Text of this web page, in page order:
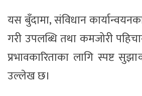
यस बुँदामा, संविधान
गरी उपलब्धि तथा कमजोरी
प्रभावकारिताका लागि स्पष्ट
उल्लेख छ।